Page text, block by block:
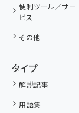
便利ツール／サー
ビス
その他
タイプ
解説記事
用語集